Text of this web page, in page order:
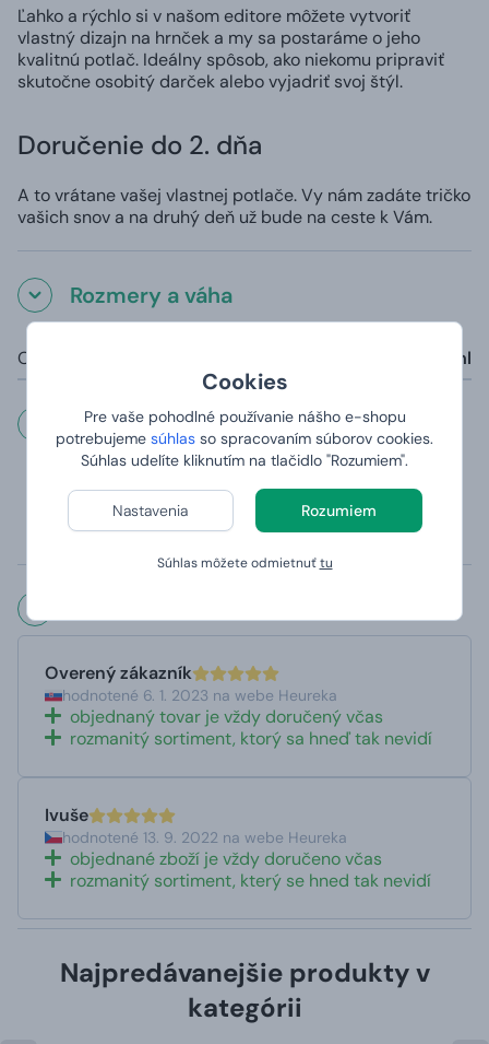
Cookies
Pre vaše pohodlné používanie nášho e-shopu
potrebujeme súhlas so spracovaním súborov cookies.
Súhlas udelíte kliknutím na tlačidlo "Rozumiem".
Nastavenia Rozumiem
Súhlas môžete odmietnuťtu
Ľahko a rýchlo si v našom editore môžete vytvoriť
vlastný dizajn na hrnček a my sa postaráme o jeho
kvalitnú potlač. Ideálny spôsob, ako niekomu pripraviť
skutočne osobitý darček alebo vyjadriť svoj štýl.
Doručenie do 2. dňa
A to vrátane vašej vlastnej potlače. Vy nám zadáte tričko
vašich snov a na druhý deň už bude na ceste k Vám.
Rozmery a váha
Objem: 325 ml
Dôležité informácie
magického hrnčeka, ktorý sa kvôli teplocitlivej vrstve
odporúča umývať v ruke)
Overený zákazník
hodnotené 6. 1. 2023 na webe Heureka
objednaný tovar je vždy doručený včas
rozmanitý sortiment, ktorý sa hneď tak nevidí
Ivuše
hodnotené 13. 9. 2022 na webe Heureka
objednané zboží je vždy doručeno včas
rozmanitý sortiment, který se hned tak nevidí
Najpredávanejšie produkty v
kategórii